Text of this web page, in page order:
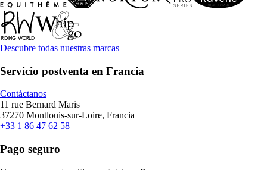
Descubre todas nuestras marcas
Servicio postventa en Francia
Contáctanos
11 rue Bernard Maris
37270 Montlouis-sur-Loire, Francia
+33 1 86 47 62 58
Pago seguro